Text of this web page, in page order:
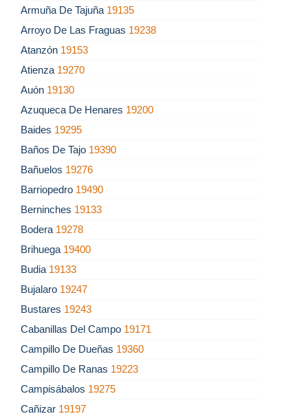
Armuña De Tajuña 19135
Arroyo De Las Fraguas 19238
Atanzón 19153
Atienza 19270
Auón 19130
Azuqueca De Henares 19200
Baides 19295
Baños De Tajo 19390
Bañuelos 19276
Barriopedro 19490
Berninches 19133
Bodera 19278
Brihuega 19400
Budia 19133
Bujalaro 19247
Bustares 19243
Cabanillas Del Campo 19171
Campillo De Dueñas 19360
Campillo De Ranas 19223
Campisábalos 19275
Cañizar 19197